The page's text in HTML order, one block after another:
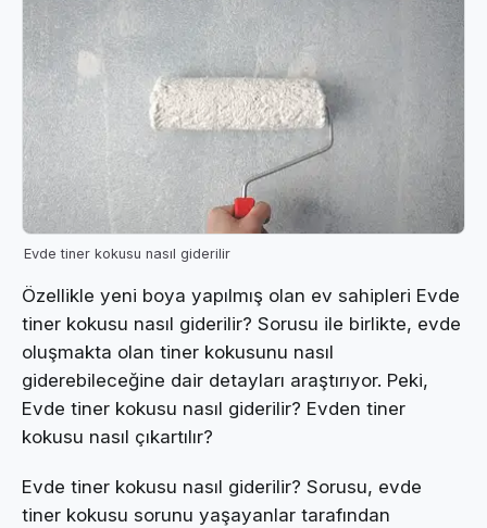
Evde tiner kokusu nasıl giderilir
Özellikle yeni boya yapılmış olan ev sahipleri Evde
tiner kokusu nasıl giderilir? Sorusu ile birlikte, evde
oluşmakta olan tiner kokusunu nasıl
giderebileceğine dair detayları araştırıyor. Peki,
Evde tiner kokusu nasıl giderilir? Evden tiner
kokusu nasıl çıkartılır?
Evde tiner kokusu nasıl giderilir? Sorusu, evde
tiner kokusu sorunu yaşayanlar tarafından